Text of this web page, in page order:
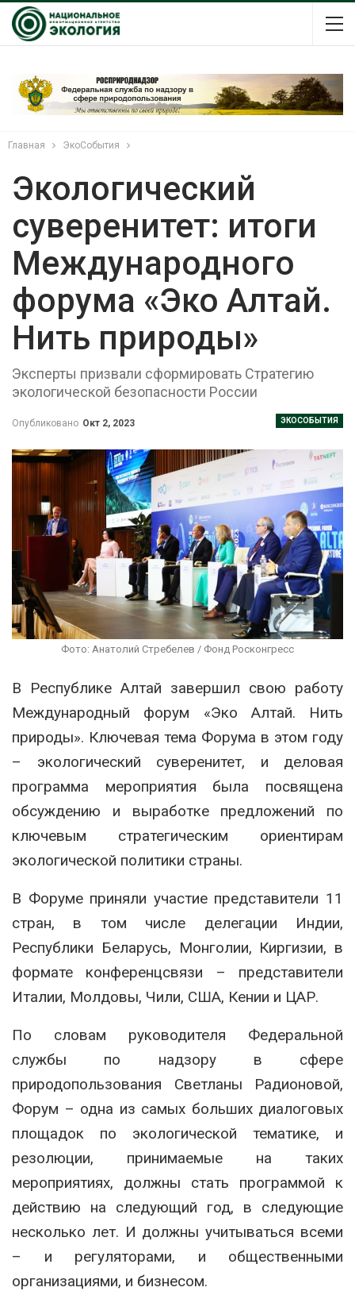
Главная ЭкоСобытия
Экологический
суверенитет: итоги
Международного
форума «Эко Алтай.
Нить природы»
Эксперты призвали сформировать Стратегию
экологической безопасности России
ЭКОСОБЫТИЯ
Опубликовано Окт 2, 2023
Фото: Анатолий Стребелев / Фонд Росконгресс
В Республике Алтай завершил свою работу
Международный форум «Эко Алтай. Нить
природы». Ключевая тема Форума в этом году
– экологический суверенитет, и деловая
программа мероприятия была посвящена
обсуждению и выработке предложений по
ключевым стратегическим ориентирам
экологической политики страны.
В Форуме приняли участие представители 11
стран, в том числе делегации Индии,
Республики Беларусь, Монголии, Киргизии, в
формате конференцсвязи – представители
Италии, Молдовы, Чили, США, Кении и ЦАР.
По словам руководителя Федеральной
службы по надзору в сфере
природопользования Светланы Радионовой,
Форум – одна из самых больших диалоговых
площадок по экологической тематике, и
резолюции, принимаемые на таких
мероприятиях, должны стать программой к
действию на следующий год, в следующие
несколько лет. И должны учитываться всеми
– и регуляторами, и общественными
организациями, и бизнесом.